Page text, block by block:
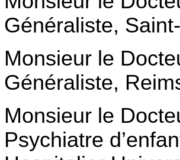
Généraliste,
Monsieur le
Généraliste,
Monsieur le
Psychiatre